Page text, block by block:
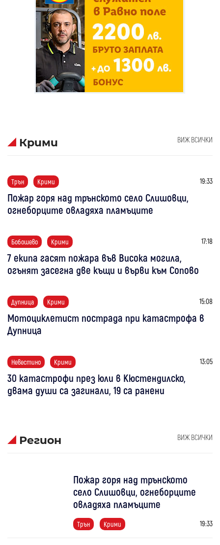
Крими ВИЖ ВСИЧКИ
Трън Крими 19:33
Пожар горя над трънското село Слишовци,
огнеборците овладяха пламъците
Бобошево Крими 17:18
7 екипа гасят пожара във Висока могила,
огънят засегна две къщи и върви към Сопово
Дупница Крими 15:08
Мотоциклетист пострада при катастрофа в
Дупница
Невестино Крими 13:05
30 катастрофи през юли в Кюстендилско,
двама души са загинали, 19 са ранени
Регион ВИЖ ВСИЧКИ
Пожар горя над трънското
село Слишовци, огнеборците
овладяха пламъците
Трън Крими 19:33